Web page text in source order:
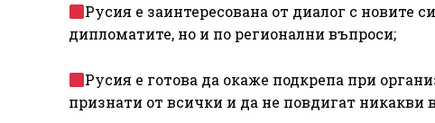
Русия е заинтересована от диалог с новите
дипломатите, но и по регионални въпроси;
Русия е готова да окаже подкрепа при
признати от всички и да не повдигат никакви